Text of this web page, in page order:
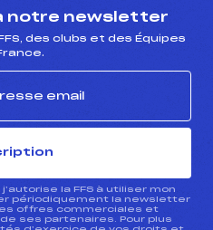
notre newsletter
des clubs et des Équipes
la FFS à utiliser mon
périodiquement la newsletter
offres commerciales et
ses partenaires. Pour plus